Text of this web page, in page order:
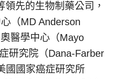
先的生物制藥公司，
（MD Anderson
醫學中心（Mayo
研究院（Dana-Farber
國國家癌症研究所